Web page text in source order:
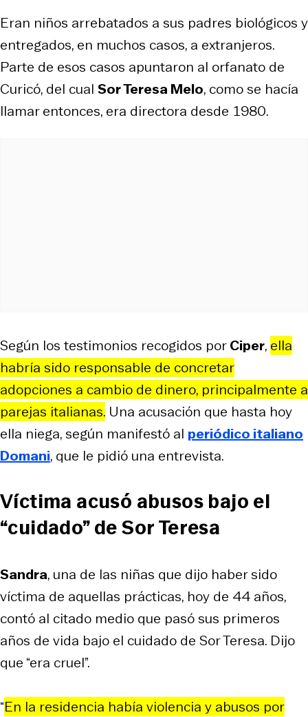
Eran niños arrebatados a sus padres biológicos y
entregados, en muchos casos, a extranjeros.
Parte de esos casos apuntaron al orfanato de
Curicó, del cual Sor Teresa Melo, como se hacía
llamar entonces, era directora desde 1980.
Según los testimonios recogidos porCiper, ella
habría sido responsable de concretar
adopciones a cambio de dinero, principalmente a
parejas italianas. Una acusación que hasta hoy
ella niega, según manifestó al periódico italiano
Domani, que le pidió una entrevista.
Víctima acusó abusos bajo el
“cuidado” de Sor Teresa
Sandra, una de las niñas que dijo haber sido
víctima de aquellas prácticas, hoy de 44 años,
contó al citado medio que pasó sus primeros
años de vida bajo el cuidado de Sor Teresa. Dijo
que “era cruel”.
“En la residencia había violencia y abusos por